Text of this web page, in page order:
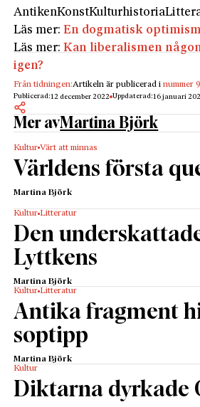
AntikenKonstKulturhistoria
Läs mer:En dogmatisk
Läs mer:Kan liberalismen
igen?
Från tidningen:Artikeln är publicerad inummer
Publicerad:12 december 2022 Uppdaterad:16 januari
Mer avMartina Björk
Kultur Värt att minnas
Världens första
Martina Björk
Kultur Litteratur
Den
Lyttkens
Martina Björk
Kultur Litteratur
Antika fragment
soptipp
Martina Björk
Kultur
Diktarna dyrkade